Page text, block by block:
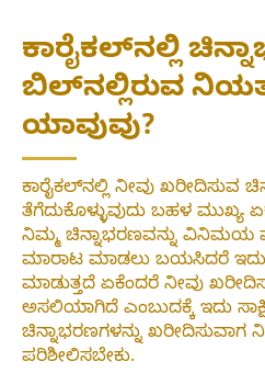
ಕಾರೈಕಲ್‌ನಲ್ಲಿ
ಬಿಲ್‌ನಲ್ಲಿರುವ
ಯಾವುವು?
ಕಾರೈಕಲ್‌ನಲ್ಲಿ ನೀವು ಖರೀದಿಸುವ
ತೆಗೆದುಕೊಳ್ಳುವುದು ಬಹಳ ಮುಖ್ಯ
ನಿಮ್ಮ ಚಿನ್ನಾಭರಣವನ್ನು ವಿನಿಮಯ
ಮಾರಾಟ ಮಾಡಲು ಬಯಸಿದರೆ
ಮಾಡುತ್ತದೆ ಏಕೆಂದರೆ ನೀವು
ಅಸಲಿಯಾಗಿದೆ ಎಂಬುದಕ್ಕೆ ಇದು
ಚಿನ್ನಾಭರಣಗಳನ್ನು ಖರೀದಿಸುವಾಗ
ಪರಿಶೀಲಿಸಬೇಕು.